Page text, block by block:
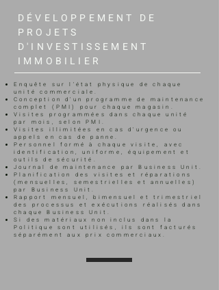
DÉVELOPPEMENT DE
PROJETS
D'INVESTISSEMENT
IMMOBILIER
Enquête sur l'état physique de chaque
unité commerciale.
Conception d'un programme de maintenance
complet (PMI) pour chaque magasin.
Visites programmées dans chaque unité
par mois, selon PMI.
Visites illimitées en cas d'urgence ou
appels en cas de panne.
Personnel formé à chaque visite, avec
identification, uniforme, équipement et
outils de sécurité.
Journal de maintenance par Business Unit.
Planification des visites et réparations
(mensuelles, semestrielles et annuelles)
par Business Unit.
Rapport mensuel, bimensuel et trimestriel
des processus et exécutions réalisés dans
chaque Business Unit.
Si des matériaux non inclus dans la
Politique sont utilisés, ils sont facturés
séparément aux prix commerciaux.